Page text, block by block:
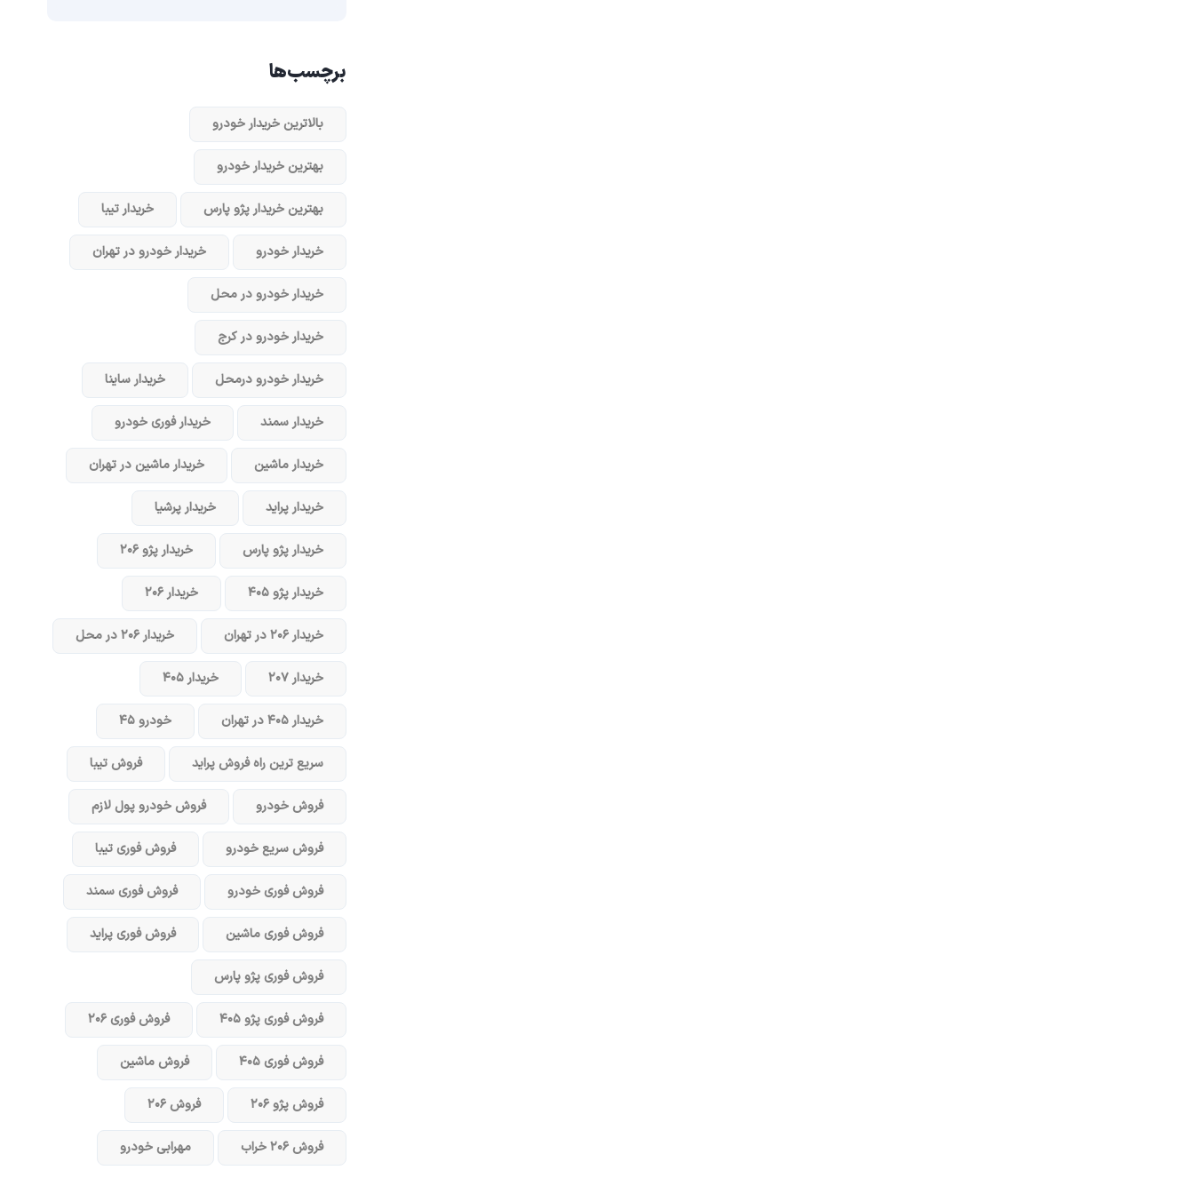
برچسب‌ها
بالاترین خریدار خودرو
بهترین خریدار خودرو
بهترین خریدار پژو پارس خریدار تیبا
خریدار خودرو خریدار خودرو در تهران
خریدار خودرو در محل
خریدار خودرو در کرج
خریدار خودرو در‌محل خریدار ساینا
خریدار سمند خریدار فوری خودرو
خریدار ماشین خریدار ماشین در تهران
خریدار پراید خریدار پرشیا
خریدار پژو پارس خریدار پژو ۲۰۶
خریدار پژو ۴۰۵ خریدار ۲۰۶
خریدار ۲۰۶ در تهران خریدار ۲۰۶ در محل
خریدار ۲۰۷ خریدار ۴۰۵
خریدار ۴۰۵ در تهران خودرو ۴۵
سریع ترین راه فروش پراید فروش تیبا
فروش خودرو فروش خودرو پول لازم
فروش سریع خودرو فروش فوری تیبا
فروش فوری خودرو فروش فوری سمند
فروش فوری ماشین فروش فوری پراید
فروش فوری پژو پارس
فروش فوری پژو ۴۰۵ فروش فوری ۲۰۶
فروش فوری ۴۰۵ فروش ماشین
فروش پژو ۲۰۶ فروش ۲۰۶
فروش ۲۰۶ خراب مهرابی خودرو